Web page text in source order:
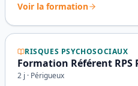
Voir la formation
RISQUES PSYCHOSOCIAUX
Formation Référent
2 j · Périgueux